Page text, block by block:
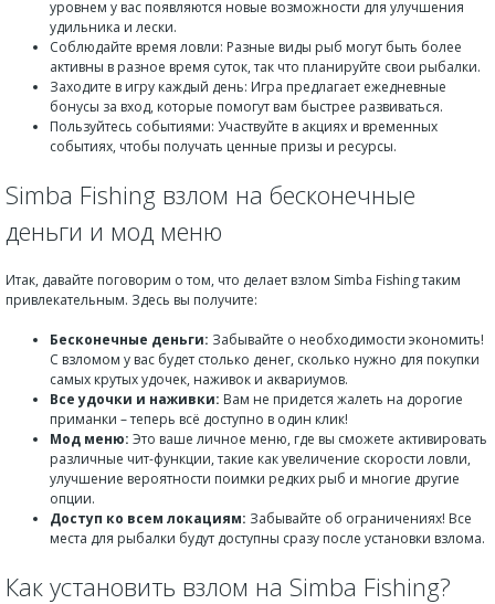
уровнем у вас появляются новые возможности для улучшения
удильника и лески.
Соблюдайте время ловли: Разные виды рыб могут быть более
активны в разное время суток, так что планируйте свои рыбалки.
Заходите в игру каждый день: Игра предлагает ежедневные
бонусы за вход, которые помогут вам быстрее развиваться.
Пользуйтесь событиями: Участвуйте в акциях и временных
событиях, чтобы получать ценные призы и ресурсы.
Simba Fishing взлом на бесконечные
деньги и мод меню
Итак, давайте поговорим о том, что делает взлом Simba Fishing таким
привлекательным. Здесь вы получите:
Бесконечные деньги: Забывайте о необходимости экономить!
С взломом у вас будет столько денег, сколько нужно для покупки
самых крутых удочек, наживок и аквариумов.
Все удочки и наживки: Вам не придется жалеть на дорогие
приманки – теперь всё доступно в один клик!
Мод меню: Это ваше личное меню, где вы сможете активировать
различные чит-функции, такие как увеличение скорости ловли,
улучшение вероятности поимки редких рыб и многие другие
опции.
Доступ ко всем локациям: Забывайте об ограничениях! Все
места для рыбалки будут доступны сразу после установки взлома.
Как установить взлом на Simba Fishing?